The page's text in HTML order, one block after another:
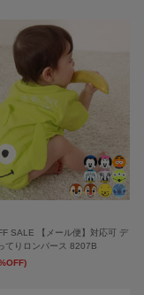
SALE 【メール便】対応可 デ
てりロンパース 8207B